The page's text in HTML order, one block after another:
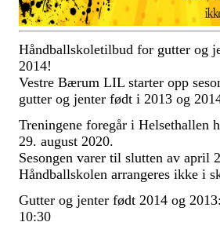
Håndballskoletilbud for gutter og
2014!
Vestre Bærum LIL starter opp
gutter og jenter født i 2013 og
Treningene foregår i Helsethallen
29. august 2020.
Sesongen varer til slutten av april
Håndballskolen arrangeres ikke i
Gutter og jenter født 2014 og
10:30